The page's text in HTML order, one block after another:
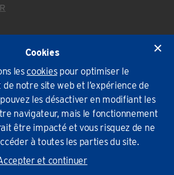
Conditions Générales
Confidentialité
2026. Tous droits réservés.
Cookies
lescookiespour optimiser le
notre site web et l’expérience de
les désactiver en modifiant les
navigateur, mais le fonctionnement
être impacté et vous risquez de ne
à toutes les parties du site.
et continuer